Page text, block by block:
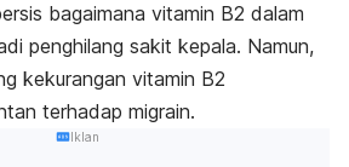
bagaimana vitamin B2 dalam
penghilang sakit kepala. Namun,
kekurangan vitamin B2
terhadap migrain.
Iklan